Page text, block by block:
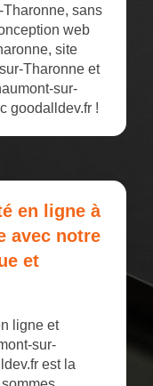
sans
web
site
Tharonne et
sur-
goodalldev.fr !
en ligne à
avec notre
et
ligne et
sur-
est la